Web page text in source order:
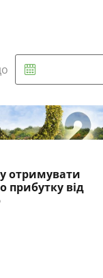
отримувати
прибутку від